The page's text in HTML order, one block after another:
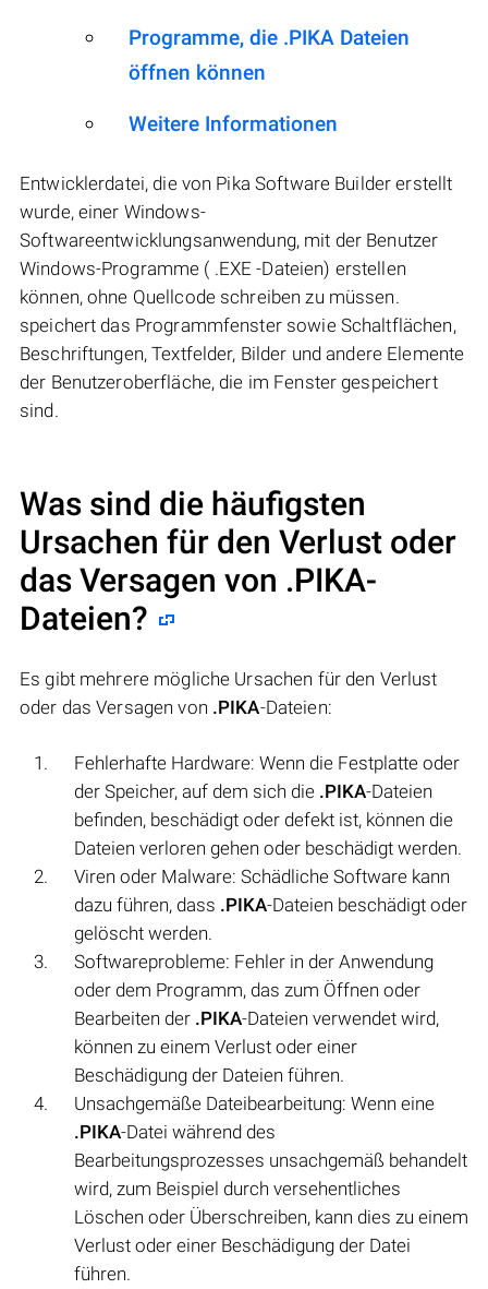
Programme, die .PIKA Dateien
öffnen können
Weitere Informationen
Entwicklerdatei, die von Pika Software Builder erstellt
wurde, einer Windows-
Softwareentwicklungsanwendung, mit der Benutzer
Windows-Programme ( .EXE -Dateien) erstellen
können, ohne Quellcode schreiben zu müssen.
speichert das Programmfenster sowie Schaltflächen,
Beschriftungen, Textfelder, Bilder und andere Elemente
der Benutzeroberfläche, die im Fenster gespeichert
sind.
Was sind die häufigsten
Ursachen für den Verlust oder
das Versagen von .PIKA-
Dateien?
Es gibt mehrere mögliche Ursachen für den Verlust
oder das Versagen von .PIKA-Dateien:
Fehlerhafte Hardware: Wenn die Festplatte oder
der Speicher, auf dem sich die .PIKA-Dateien
befinden, beschädigt oder defekt ist, können die
Dateien verloren gehen oder beschädigt werden.
Viren oder Malware: Schädliche Software kann
dazu führen, dass .PIKA-Dateien beschädigt oder
gelöscht werden.
Softwareprobleme: Fehler in der Anwendung
oder dem Programm, das zum Öffnen oder
Bearbeiten der .PIKA-Dateien verwendet wird,
können zu einem Verlust oder einer
Beschädigung der Dateien führen.
Unsachgemäße Dateibearbeitung: Wenn eine
.PIKA-Datei während des
Bearbeitungsprozesses unsachgemäß behandelt
wird, zum Beispiel durch versehentliches
Löschen oder Überschreiben, kann dies zu einem
Verlust oder einer Beschädigung der Datei
führen.